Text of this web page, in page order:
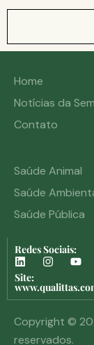
Home
Notícias da
Contato
Saúde Animal
Saúde
Saúde Pública
Redes Sociais:
Site:
Copyright ©
reservados.